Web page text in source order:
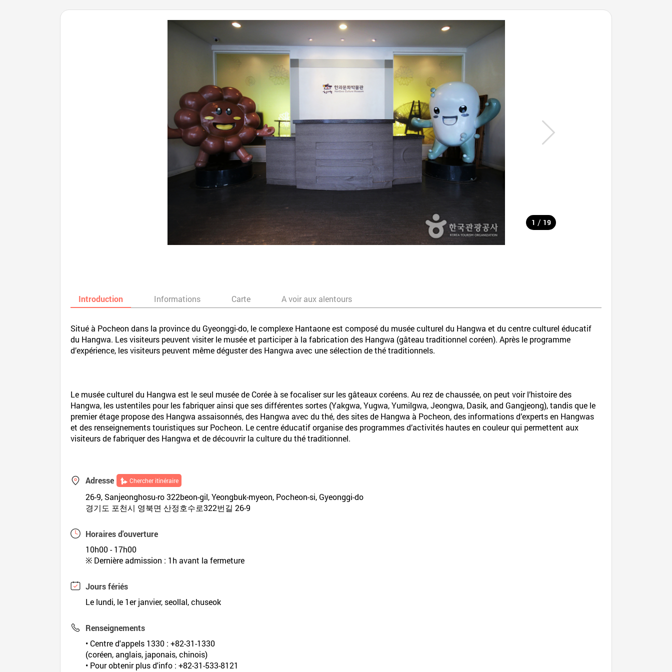
1 / 19
Introduction Informations Carte A voir aux alentours
Situé à Pocheon dans la province du Gyeonggi-do, le complexe Hantaone est composé du musée culturel du Hangwa et du centre culturel éducatif
du Hangwa. Les visiteurs peuvent visiter le musée et participer à la fabrication des Hangwa (gâteau traditionnel coréen). Après le programme
d’expérience, les visiteurs peuvent même déguster des Hangwa avec une sélection de thé traditionnels.
Le musée culturel du Hangwa est le seul musée de Corée à se focaliser sur les gâteaux coréens. Au rez de chaussée, on peut voir l’histoire des
Hangwa, les ustentiles pour les fabriquer ainsi que ses différentes sortes (Yakgwa, Yugwa, Yumilgwa, Jeongwa, Dasik, and Gangjeong), tandis que le
premier étage propose des Hangwa assaisonnés, des Hangwa avec du thé, des sites de Hangwa à Pocheon, des informations d’experts en Hangwas
et des renseignements touristiques sur Pocheon. Le centre éducatif organise des programmes d’activités hautes en couleur qui permettent aux
visiteurs de fabriquer des Hangwa et de découvrir la culture du thé traditionnel.
Adresse Chercher itinéraire
26-9, Sanjeonghosu-ro 322beon-gil, Yeongbuk-myeon, Pocheon-si, Gyeonggi-do
경기도 포천시 영북면 산정호수로322번길 26-9
Horaires d'ouverture
10h00 - 17h00
※ Dernière admission : 1h avant la fermeture
Jours fériés
Le lundi, le 1er janvier, seollal, chuseok
Renseignements
• Centre d'appels 1330 : +82-31-1330
(coréen, anglais, japonais, chinois)
• Pour obtenir plus d'info : +82-31-533-8121